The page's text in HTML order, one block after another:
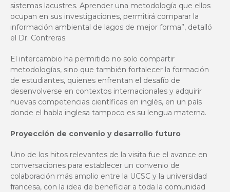
sistemas lacustres. Aprender una metodología que ellos
ocupan en sus investigaciones, permitirá comparar la
información ambiental de lagos de mejor forma”, detalló
el Dr. Contreras.
El intercambio ha permitido no solo compartir
metodologías, sino que también fortalecer la formación
de estudiantes, quienes enfrentan el desafío de
desenvolverse en contextos internacionales y adquirir
nuevas competencias científicas en inglés, en un país
donde el habla inglesa tampoco es su lengua materna.
Proyección de convenio y desarrollo futuro
Uno de los hitos relevantes de la visita fue el avance en
conversaciones para establecer un convenio de
colaboración más amplio entre la UCSC y la universidad
francesa, con la idea de beneficiar a toda la comunidad